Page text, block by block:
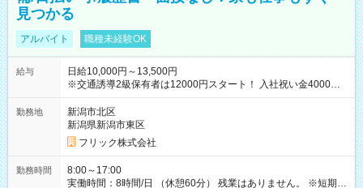
見つかる
アルバイト 職種未経験OK
給与
日給10,000円～13,500円
※交通誘導2級保有者は12000円スタート！ 入社祝い金4000円
【試用期間】試用期間なし
勤務地
新潟市北区
新潟県新潟市東区
フリック株式会社
勤務時間
8:00～17:00
実働時間：8時間/日 （休憩60分） 残業はありません。 ※短期の